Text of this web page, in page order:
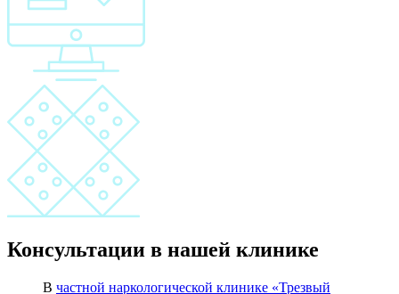
Консультации в нашей клинике
В частной наркологической клинике «Трезвый